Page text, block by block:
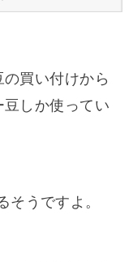
買い付けから
しか使ってい
そうですよ。